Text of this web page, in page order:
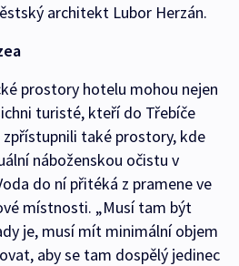
architekt Lubor Herzán.
prostory hotelu mohou nejen
turisté, kteří do Třebíče
také prostory, kde
náboženskou očistu v
do ní přitéká z pramene ve
místnosti. „Musí tam být
je, musí mít minimální objem
aby se tam dospělý jedinec